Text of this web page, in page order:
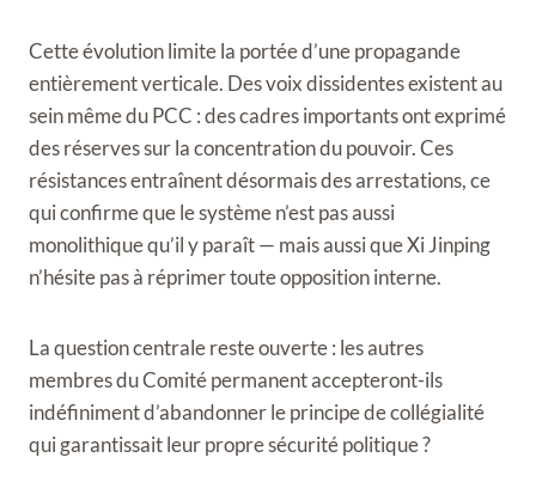
Cette évolution limite la portée d’une propagande
entièrement verticale. Des voix dissidentes existent au
sein même du PCC : des cadres importants ont exprimé
des réserves sur la concentration du pouvoir. Ces
résistances entraînent désormais des arrestations, ce
qui confirme que le système n’est pas aussi
monolithique qu’il y paraît — mais aussi que Xi Jinping
n’hésite pas à réprimer toute opposition interne.
La question centrale reste ouverte : les autres
membres du Comité permanent accepteront-ils
indéfiniment d’abandonner le principe de collégialité
qui garantissait leur propre sécurité politique ?